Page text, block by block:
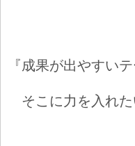
『成果が出やすい
そこに力を入れた